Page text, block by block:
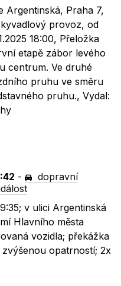
Argentinská, Praha 7,
provoz, od
18:00, Přeložka
etapě zábor levého
centrum. Ve druhé
pruhu ve směru
pruhu., Vydal:
-
dopravní
v ulici Argentinská
Hlavního města
vozidla; překážka
opatrností; 2x